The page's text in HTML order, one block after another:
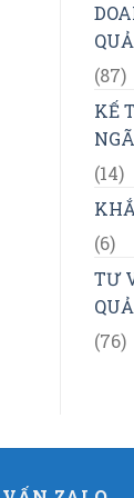
(87)
KẾ
(14)
(6)
TƯ
(76)